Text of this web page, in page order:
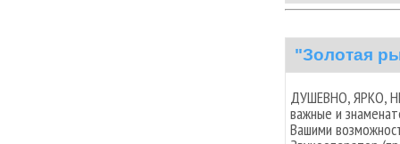
"Золотая
ДУШЕВНО, ЯРКО,
важные и
Вашими